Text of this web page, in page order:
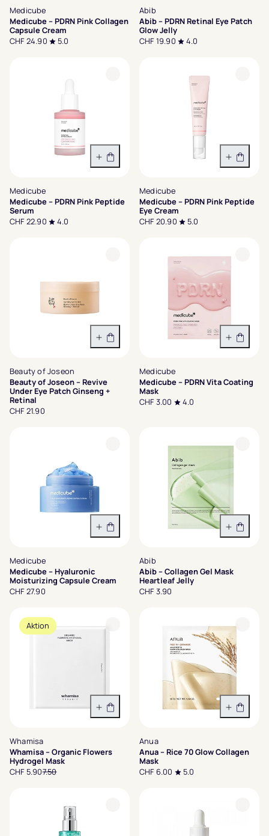
Medicube
Medicube – PDRN Pink Collagen
Capsule Cream
CHF 24.90
5.0
Abib
Abib – PDRN Retinal Eye Patch
Glow Jelly
CHF 19.90
4.0
In den Warenkorb
Medicube
Medicube – PDRN Pink Peptide
Serum
CHF 22.90
4.0
In den
Medicube
Medicube – PDRN Pink Peptide
Eye Cream
CHF 20.90
5.0
In den Warenkorb
Beauty of Joseon
Beauty of Joseon – Revive
Under Eye Patch Ginseng +
Retinal
CHF 21.90
In den
Medicube
Medicube – PDRN Vita Coating
Mask
CHF 3.00
4.0
In den Warenkorb
Medicube
Medicube – Hyaluronic
Moisturizing Capsule Cream
CHF 27.90
In den
Abib
Abib – Collagen Gel Mask
Heartleaf Jelly
CHF 3.90
Aktion
In den Warenkorb
Whamisa
Whamisa – Organic Flowers
Hydrogel Mask
CHF 5.907.50
In den
Anua
Anua – Rice 70 Glow Collagen
Mask
CHF 6.00
5.0